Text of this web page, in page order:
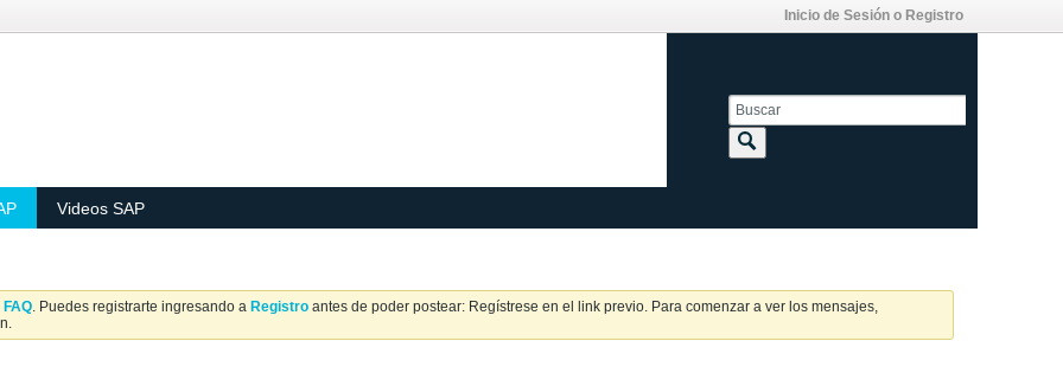
Inicio de Sesión o Registro
Videos SAP
FAQ. Puedes registrarte ingresando a Registro antes de poder postear: Regístrese en el link previo. Para comenzar a ver los mensajes,